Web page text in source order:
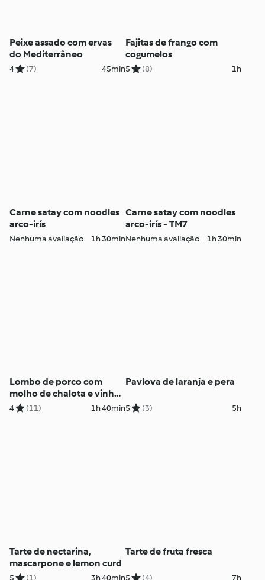
Peixe assado com ervas
do Mediterrâneo
4 (7) 45min
Fajitas de frango com
cogumelos
5 (8) 1h
Carne satay com noodles
arco-irís
Nenhuma avaliação 1h 30min
Carne satay com noodles
arco-irís - TM7
Nenhuma avaliação 1h 30min
Lombo de porco com
molho de chalota e vinho
do Porto e batata-doce
4 (11) 1h 40min
Pavlova de laranja e pera
5 (3) 5h
Tarte de nectarina,
mascarpone e lemon curd
5 (1) 3h 40min
Tarte de fruta fresca
5 (4) 7h